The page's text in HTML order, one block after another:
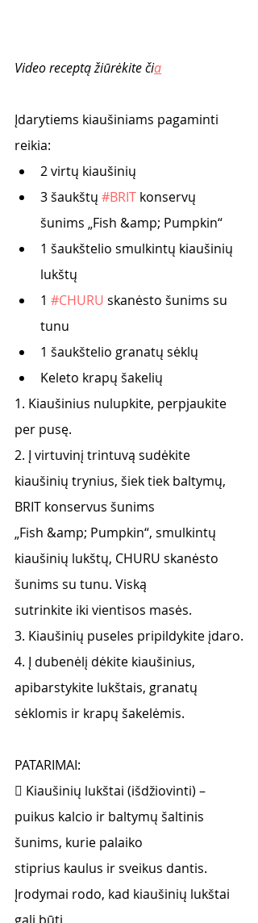
Video receptą žiūrėkite čia
Įdarytiems kiaušiniams pagaminti
reikia:
2 virtų kiaušinių
3 šaukštų #BRIT konservų
šunims „Fish &amp; Pumpkin“
1 šaukštelio smulkintų kiaušinių
lukštų
1 #CHURU skanėsto šunims su
tunu
1 šaukštelio granatų sėklų
Keleto krapų šakelių
1. Kiaušinius nulupkite, perpjaukite
per pusę.
2. Į virtuvinį trintuvą sudėkite
kiaušinių trynius, šiek tiek baltymų,
BRIT konservus šunims
„Fish &amp; Pumpkin“, smulkintų
kiaušinių lukštų, CHURU skanėsto
šunims su tunu. Viską
sutrinkite iki vientisos masės.
3. Kiaušinių puseles pripildykite įdaro.
4. Į dubenėlį dėkite kiaušinius,
apibarstykite lukštais, granatų
sėklomis ir krapų šakelėmis.
PATARIMAI:
 Kiaušinių lukštai (išdžiovinti) –
puikus kalcio ir baltymų šaltinis
šunims, kurie palaiko
stiprius kaulus ir sveikus dantis.
Įrodymai rodo, kad kiaušinių lukštai